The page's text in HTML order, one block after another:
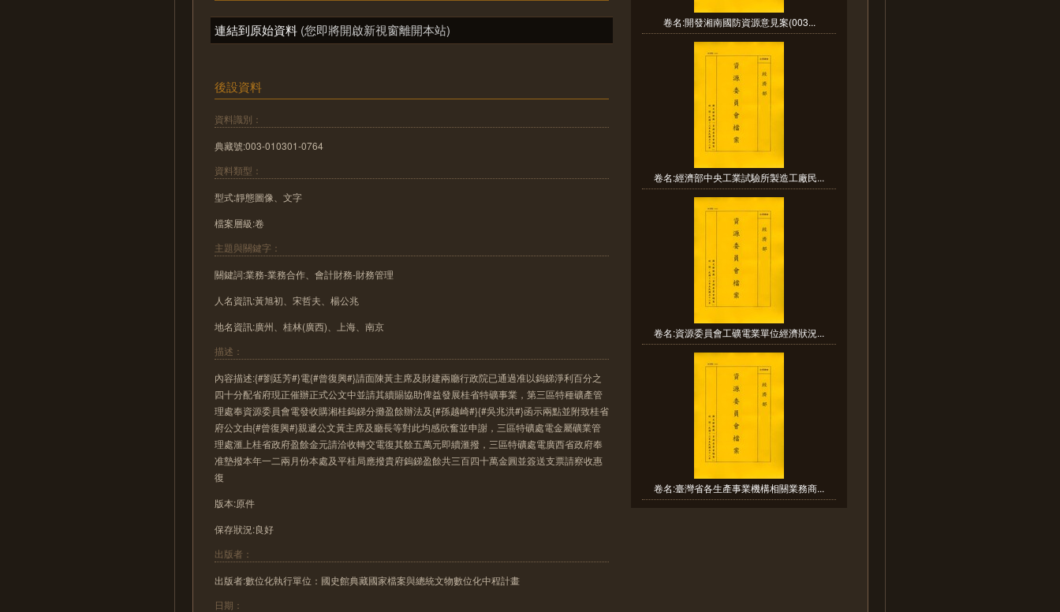
連結到原始資料 (您即將開啟新視窗離開本站)
後設資料
資料識別：
典藏號:003-010301-0764
資料類型：
型式:靜態圖像、文字
檔案層級:卷
主題與關鍵字：
關鍵詞:業務-業務合作、會計財務-財務管理
人名資訊:黃旭初、宋哲夫、楊公兆
地名資訊:廣州、桂林(廣西)、上海、南京
描述：
內容描述:{#劉廷芳#}電{#曾復興#}請面陳黃主席及財建兩廳行政院已通過准以鎢銻淨利百分之
四十分配省府現正催辦正式公文中並請其續賜協助俾益發展桂省特礦事業，第三區特種礦產管
理處奉資源委員會電發收購湘桂鎢銻分攤盈餘辦法及{#孫越崎#}{#吳兆洪#}函示兩點並附致桂省
府公文由{#曾復興#}親遞公文黃主席及廳長等對此均感欣奮並申謝，三區特礦處電金屬礦業管
理處滙上桂省政府盈餘金元請洽收轉交電復其餘五萬元即續滙撥，三區特礦處電廣西省政府奉
准墊撥本年一二兩月份本處及平桂局應撥貴府鎢銻盈餘共三百四十萬金圓並簽送支票請察收惠
復
版本:原件
保存狀況:良好
出版者：
出版者:數位化執行單位：國史館典藏國家檔案與總統文物數位化中程計畫
日期：
卷名:開發湘南國防資源意見案(003...
卷名:經濟部中央工業試驗所製造工廠民...
卷名:資源委員會工礦電業單位經濟狀況...
卷名:臺灣省各生產事業機構相關業務商...